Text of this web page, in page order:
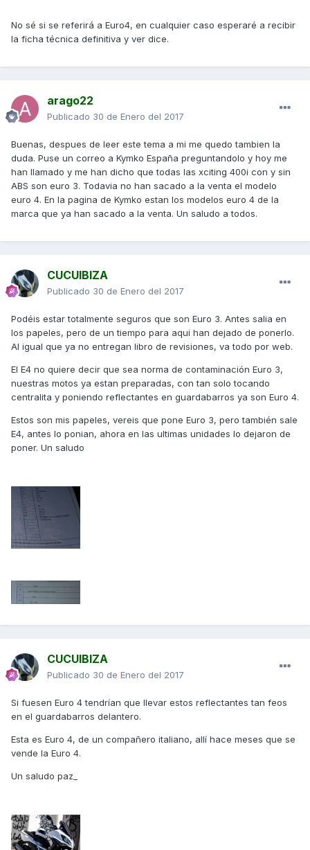
No sé si se referirá a Euro4, en cualquier caso esperaré a recibir
la ficha técnica definitiva y ver dice.
arago22
Publicado 30 de Enero del 2017
Buenas, despues de leer este tema a mi me quedo tambien la
duda. Puse un correo a Kymko España preguntandolo y hoy me
han llamado y me han dicho que todas las xciting 400i con y sin
ABS son euro 3. Todavia no han sacado a la venta el modelo
euro 4. En la pagina de Kymko estan los modelos euro 4 de la
marca que ya han sacado a la venta. Un saludo a todos.
CUCUIBIZA
Publicado 30 de Enero del 2017
Podéis estar totalmente seguros que son Euro 3. Antes salia en
los papeles, pero de un tiempo para aqui han dejado de ponerlo.
Al igual que ya no entregan libro de revisiones, va todo por web.
El E4 no quiere decir que sea norma de contaminación Euro 3,
nuestras motos ya estan preparadas, con tan solo tocando
centralita y poniendo reflectantes en guardabarros ya son Euro 4.
Estos son mis papeles, vereis que pone Euro 3, pero también sale
E4, antes lo ponian, ahora en las ultimas unidades lo dejaron de
poner. Un saludo
CUCUIBIZA
Publicado 30 de Enero del 2017
Si fuesen Euro 4 tendrían que llevar estos reflectantes tan feos
en el guardabarros delantero.
Esta es Euro 4, de un compañero italiano, allí hace meses que se
vende la Euro 4.
Un saludo paz_